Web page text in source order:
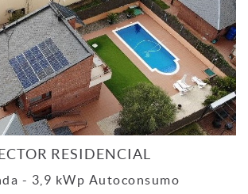
RESIDENCIAL
- 3,9 kWp Autoconsumo